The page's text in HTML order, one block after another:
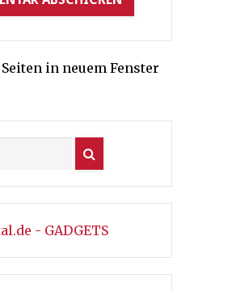
in neuem Fenster
- GADGETS